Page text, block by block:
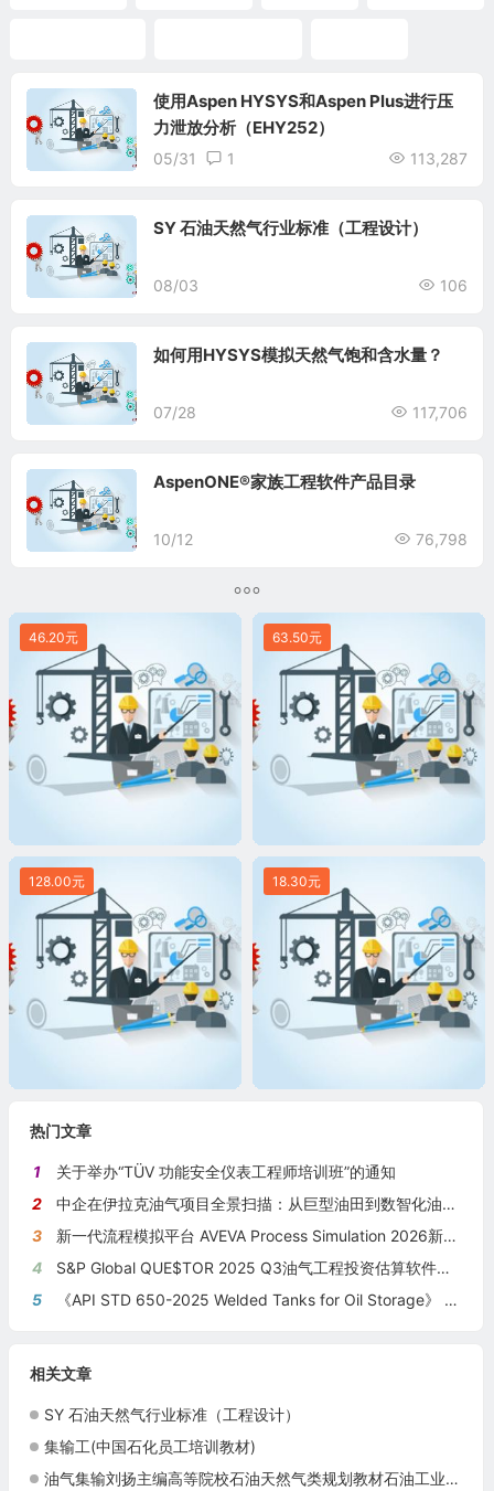
使用Aspen HYSYS和Aspen Plus进行压
力泄放分析（EHY252）
05/31 1 113,287
SY 石油天然气行业标准（工程设计）
08/03 106
如何用HYSYS模拟天然气饱和含水量？
07/28 117,706
AspenONE®家族工程软件产品目录
10/12 76,798
46.20元 63.50元
128.00元 18.30元
热门文章
1
关于举办“TÜV 功能安全仪表工程师培训班”的通知
2
中企在伊拉克油气项目全景扫描：从巨型油田到数智化油田的系统性布局
3
新一代流程模拟平台 AVEVA Process Simulation 2026新版本发布
4
S&P Global QUE$TOR 2025 Q3油气工程投资估算软件新版本发布
5
《API STD 650-2025 Welded Tanks for Oil Storage》 《钢制焊接储油罐》（中英文对照版）
相关文章
SY 石油天然气行业标准（工程设计）
集输工(中国石化员工培训教材)
油气集输刘扬主编高等院校石油天然气类规划教材石油工业出版社现货正版油气分离油水分离原油稳定油田污水9787518304462